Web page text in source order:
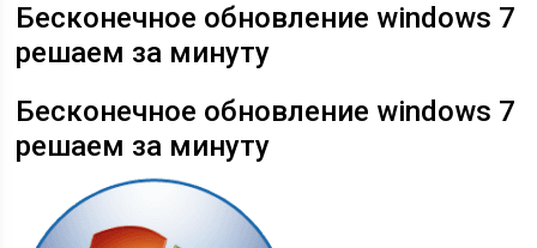
Бесконечное обновление windows 7
решаем за минуту
Бесконечное обновление windows 7
решаем за минуту